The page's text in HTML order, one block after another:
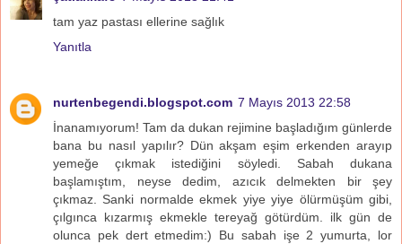
tam yaz pastası ellerine sağlık
Yanıtla
nurtenbegendi.blogspot.com 7 Mayıs 2013 22:58
İnanamıyorum! Tam da dukan rejimine başladığım günlerde
bana bu nasıl yapılır? Dün akşam eşim erkenden arayıp
yemeğe çıkmak istediğini söyledi. Sabah dukana
başlamıştım, neyse dedim, azıcık delmekten bir şey
çıkmaz. Sanki normalde ekmek yiye yiye ölürmüşüm gibi,
çılgınca kızarmış ekmekle tereyağ götürdüm. ilk gün de
olunca pek dert etmedim:) Bu sabah işe 2 yumurta, lor